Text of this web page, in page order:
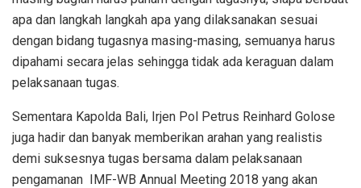
apa dan langkah langkah apa yang dilaksanakan sesuai
dengan bidang tugasnya masing-masing, semuanya harus
dipahami secara jelas sehingga tidak ada keraguan dalam
pelaksanaan tugas.
Sementara Kapolda Bali, Irjen Pol Petrus Reinhard Golose
juga hadir dan banyak memberikan arahan yang realistis
demi suksesnya tugas bersama dalam pelaksanaan
pengamanan IMF-WB Annual Meeting 2018 yang akan